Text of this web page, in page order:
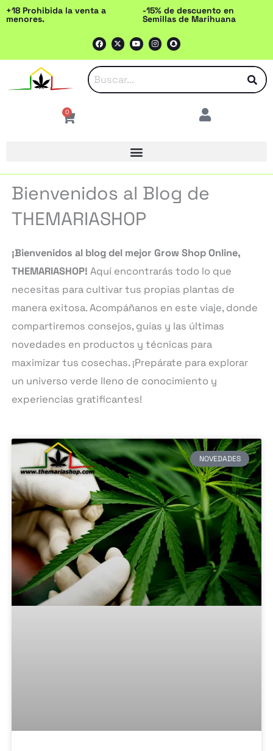
+18 Prohibida la venta a
menores.
-15% de descuento en
Semillas de Marihuana
F
a
c
e
b
o
o
k
X
-
t
w
i
t
Y
o
u
t
u
I
n
s
t
a
S
n
a
p
c
0
Cart
Bienvenidos al Blog de
THEMARIASHOP
¡Bienvenidos al blog del mejor Grow Shop Online,
THEMARIASHOP! Aquí encontrarás todo lo que
necesitas para cultivar tus propias plantas de
manera exitosa. Acompáñanos en este viaje, donde
compartiremos consejos, guías y las últimas
novedades en productos y técnicas para
maximizar tus cosechas. ¡Prepárate para explorar
un universo verde lleno de conocimiento y
experiencias gratificantes!
NOVEDADES
PagePagePage Page